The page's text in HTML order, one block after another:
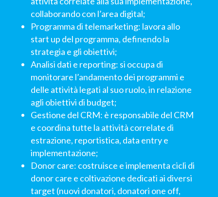
collaborando con l’area digital;
Programma di telemarketing: lavora allo
start up del programma, definendo la
strategia e gli obiettivi;
Analisi dati e reporting: si occupa di
monitorare l’andamento dei programmi e
delle attività legati al suo ruolo, in relazione
agli obiettivi di budget;
Gestione del CRM: è responsabile del CRM
e coordina tutte la attività correlate di
estrazione, reportistica, data entry e
implementazione;
Donor care: costruisce e implementa cicli di
donor care e coltivazione dedicati ai diversi
target (nuovi donatori, donatori one off,